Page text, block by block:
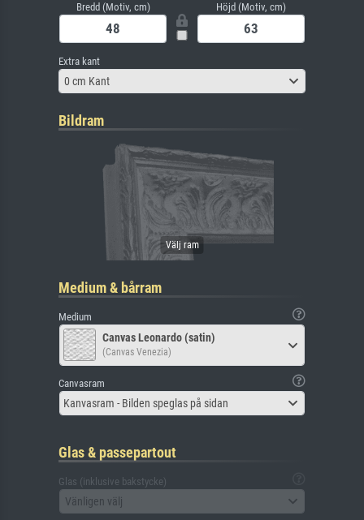
Bredd (Motiv, cm) Höjd (Motiv, cm)
Extra kant
0 cm Kant
Bildram
Medium & bårram
Medium
Canvas Leonardo (satin)
(Canvas Venezia)
Canvasram
Kanvasram - Bilden speglas på sidan
Glas & passepartout
Glas (inklusive bakstycke)
Vänligen välj